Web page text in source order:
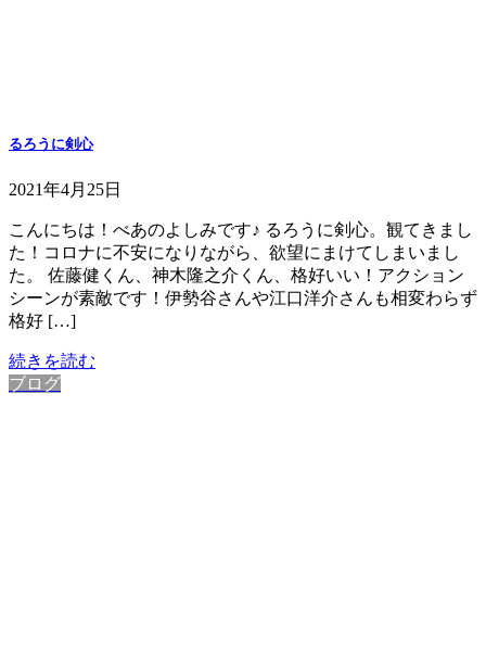
るろうに剣心
2021年4月25日
こんにちは！べあのよしみです♪ るろうに剣心。観てきまし
た！コロナに不安になりながら、欲望にまけてしまいまし
た。 佐藤健くん、神木隆之介くん、格好いい！アクション
シーンが素敵です！伊勢谷さんや江口洋介さんも相変わらず
格好 […]
続きを読む
ブログ